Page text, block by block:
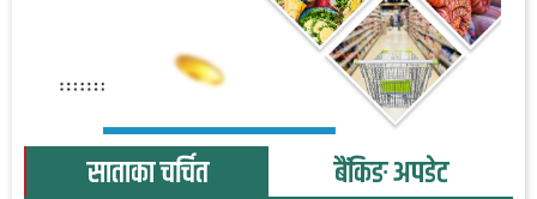
साताका चर्चित बैंकिङ अपडेट